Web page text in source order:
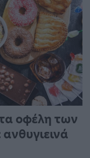
οφέλη των